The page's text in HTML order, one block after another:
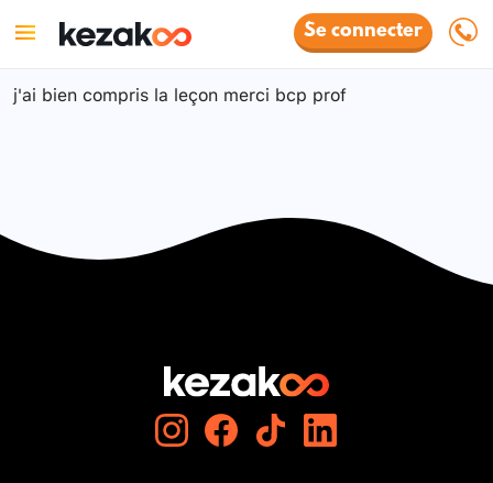
Se connecter
j'ai bien compris la leçon merci bcp prof